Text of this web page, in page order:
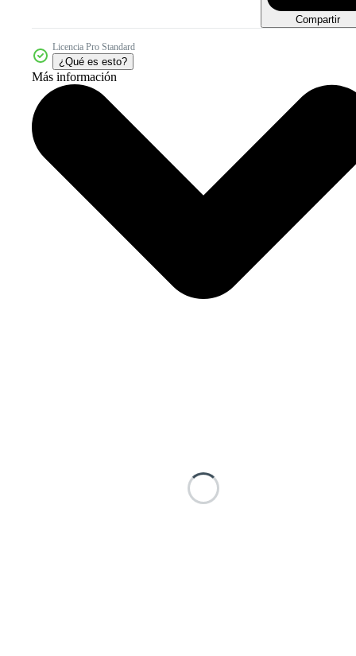
Compartir
Licencia Pro Standard
¿Qué es esto?
Más información